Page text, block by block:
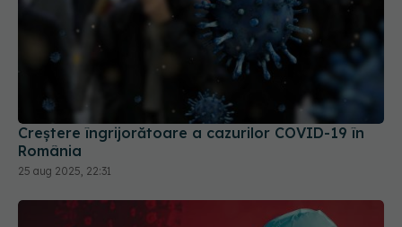
Creștere îngrijorătoare a cazurilor COVID-19 în
România
25 aug 2025, 22:31